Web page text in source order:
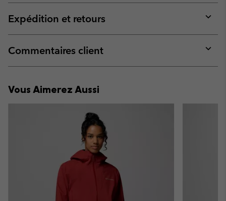
or
Expédition et retours
or
Commentaires client
or
Vous Aimerez Aussi